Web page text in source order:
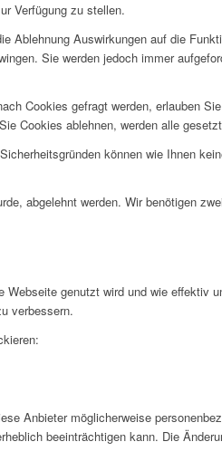
Verfügung zu stellen.
Auswirkungen auf die
Sie werden jedoch immer
Cookies gefragt werden, erlauben
Cookies ablehnen, werden alle
können wie Ihnen
abgelehnt werden. Wir benötigen
genutzt wird und wie effektiv
verbessern.
Anbieter möglicherweise
beeinträchtigen kann. Die